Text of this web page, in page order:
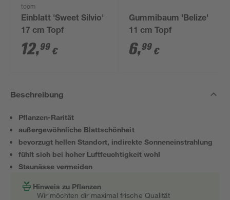
toom
Einblatt 'Sweet Silvio'
17 cm Topf
12,99 €
Gummibaum 'Belize'
11 cm Topf
6,99 €
Beschreibung
Pflanzen-Rarität
außergewöhnliche Blattschönheit
bevorzugt hellen Standort, indirekte Sonneneinstrahlung
fühlt sich bei hoher Luftfeuchtigkeit wohl
Staunässe vermeiden
Hinweis zu Pflanzen
Wir möchten dir maximal frische Qualität